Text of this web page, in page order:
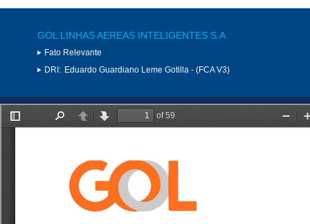
GOL LINHAS AEREAS INTELIGENTES S.A.
Fato Relevante
DRI: Eduardo Guardiano Leme Gotilla - (FCA V3)